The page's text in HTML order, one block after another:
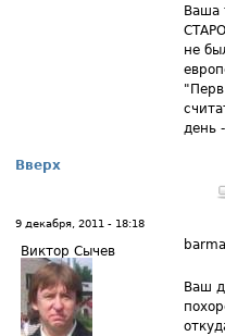
Ваша
не
день
Вверх
9 декабря, 2011 - 18:18
Виктор Сычев
Ваш